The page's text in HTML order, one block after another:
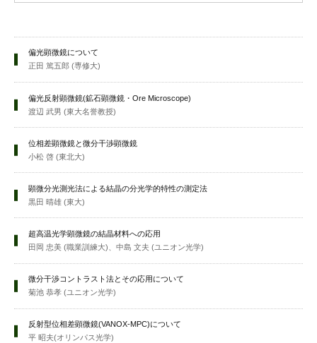
偏光顕微鏡について
正田 篤五郎 (専修大)
偏光反射顕微鏡(鉱石顕微鏡・Ore Microscope)
渡辺 武男 (東大名誉教授)
位相差顕微鏡と微分干渉顕微鏡
小松 啓 (東北大)
顕微分光測光法による結晶の分光学的特性の測定法
黒田 晴雄 (東大)
超高温光学顕微鏡の結晶材料への応用
田岡 忠美 (職業訓練大)、中島 文夫 (ユニオン光学)
微分干渉コントラスト法とその応用について
菊池 恭孝 (ユニオン光学)
反射型位相差顕微鏡(VANOX-MPC)について
平 昭夫(オリンパス光学)